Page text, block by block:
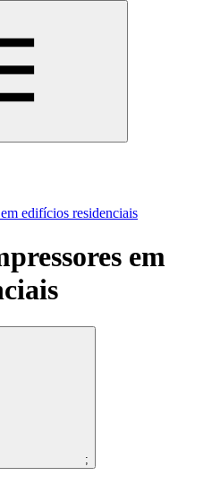
edifícios residenciais
em
;